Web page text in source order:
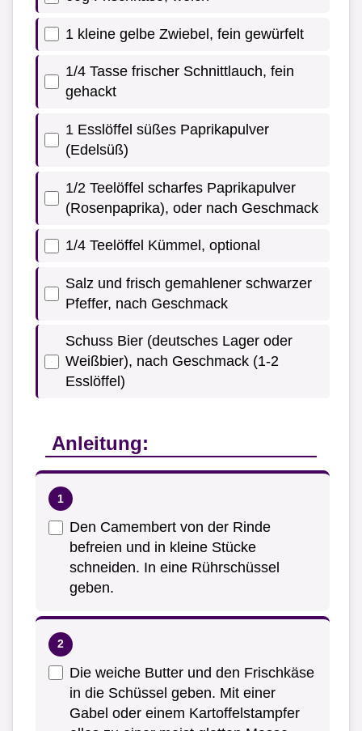
1 kleine gelbe Zwiebel, fein gewürfelt
1/4 Tasse frischer Schnittlauch, fein
gehackt
1 Esslöffel süßes Paprikapulver
(Edelsüß)
1/2 Teelöffel scharfes Paprikapulver
(Rosenpaprika), oder nach Geschmack
1/4 Teelöffel Kümmel, optional
Salz und frisch gemahlener schwarzer
Pfeffer, nach Geschmack
Schuss Bier (deutsches Lager oder
Weißbier), nach Geschmack (1-2
Esslöffel)
Anleitung:
Den Camembert von der Rinde
befreien und in kleine Stücke
schneiden. In eine Rührschüssel
geben.
Die weiche Butter und den Frischkäse
in die Schüssel geben. Mit einer
Gabel oder einem Kartoffelstampfer